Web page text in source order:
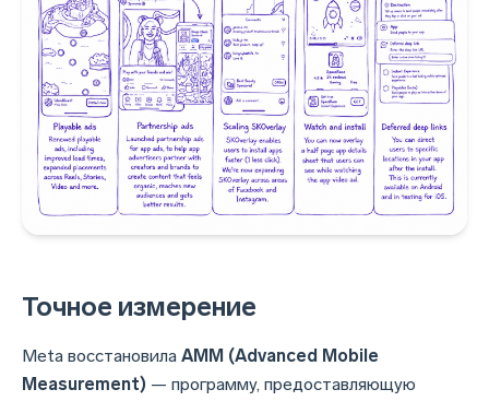
Точное измерение
Meta восстановила AMM (Advanced Mobile
Measurement) — программу, предоставляющую